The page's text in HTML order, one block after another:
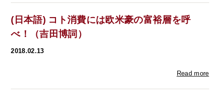
(日本語) コト消費には欧米豪の富裕層を呼
べ！（吉田博詞）
2018.02.13
Read more